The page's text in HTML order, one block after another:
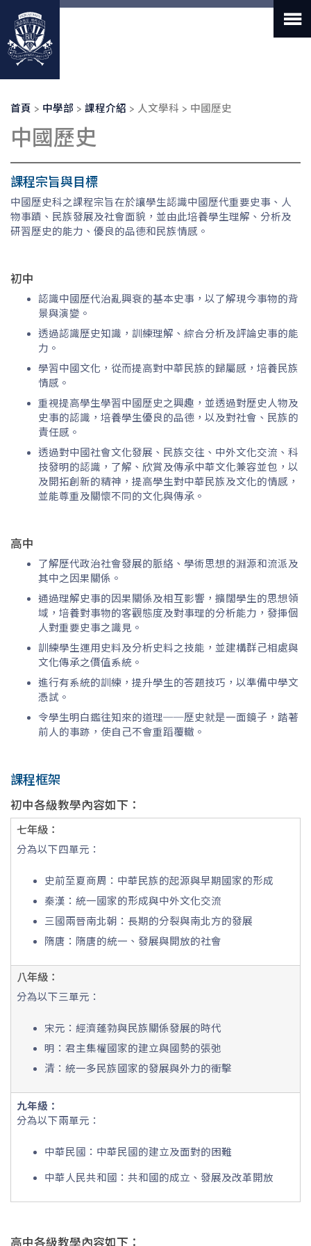
內
導
連
結
首頁 中學部 課程介紹 人文學科 中國歷史
中國歷史
課程宗旨與目標
中國歷史科之課程宗旨在於讓學生認識中國歷代重要史事、人
物事蹟、民族發展及社會面貌，並由此培養學生理解、分析及
研習歷史的能力、優良的品德和民族情感。
初中
認識中國歷代治亂興衰的基本史事，以了解現今事物的背
景與演變。
透過認識歷史知識，訓練理解、綜合分析及評論史事的能
力。
學習中國文化，從而提高對中華民族的歸屬感，培養民族
情感。
重視提高學生學習中國歷史之興趣，並透過對歷史人物及
史事的認識，培養學生優良的品德，以及對社會、民族的
責任感。
透過對中國社會文化發展、民族交往、中外文化交流、科
技發明的認識，了解、欣賞及傳承中華文化兼容並包，以
及開拓創新的精神，提高學生對中華民族及文化的情感，
並能尊重及關懷不同的文化與傳承。
高中
了解歷代政治社會發展的脈絡、學術思想的淵源和流派及
其中之因果關係。
通過理解史事的因果關係及相互影響，擴闊學生的思想領
域，培養對事物的客觀態度及對事理的分析能力，發揮個
人對重要史事之識見。
訓練學生運用史料及分析史料之技能，並建構群己相處與
文化傳承之價值系統。
進行有系統的訓練，提升學生的答題技巧，以準備中學文
憑試。
令學生明白鑑往知來的道理──歷史就是一面鏡子，踏著
前人的事跡，使自己不會重蹈覆轍。
課程框架
初中各級教學內容如下：
七年級：
分為以下四單元：
史前至夏商周：中華民族的起源與早期國家的形成
秦漢：統一國家的形成與中外文化交流
三國兩晉南北朝：長期的分裂與南北方的發展
隋唐：隋唐的統一、發展與開放的社會
八年級：
分為以下三單元：
宋元：經濟蓬勃與民族關係發展的時代
明：君主集權國家的建立與國勢的張弛
清：統一多民族國家的發展與外力的衝擊
九年級：
分為以下兩單元：
中華民國：中華民國的建立及面對的困難
中華人民共和國：共和國的成立、發展及改革開放
高中各級教學內容如下：